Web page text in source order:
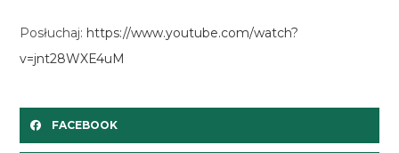
Posłuchaj: https://www.youtube.com/watch?
v=jnt28WXE4uM
FACEBOOK